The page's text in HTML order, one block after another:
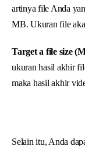
artinya file Anda
MB. Ukuran file
Target a file size
ukuran hasil akhir
maka hasil akhir
Selain itu, Anda